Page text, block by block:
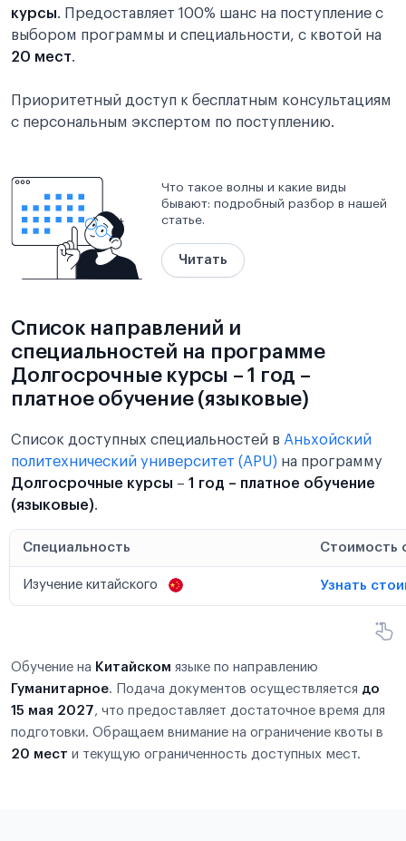
курсы. Предоставляет 100% шанс на поступление с
выбором программы и специальности, с квотой на
20 мест.
Приоритетный доступ к бесплатным консультациям
с персональным экспертом по поступлению.
Что такое волны и какие виды
бывают: подробный разбор в нашей
статье.
Читать
Список направлений и
специальностей на программе
Долгосрочные курсы – 1 год –
платное обучение (языковые)
Список доступных специальностей в Аньхойский
политехнический университет (APU) на программу
Долгосрочные курсы – 1 год – платное обучение
(языковые).
Специальность Стоимость
Изучение китайского Узнать
Обучение на Китайском языке по направлению
Гуманитарное. Подача документов осуществляется до
15 мая 2027, что предоставляет достаточное время для
подготовки. Обращаем внимание на ограничение квоты в
20 мест и текущую ограниченность доступных мест.